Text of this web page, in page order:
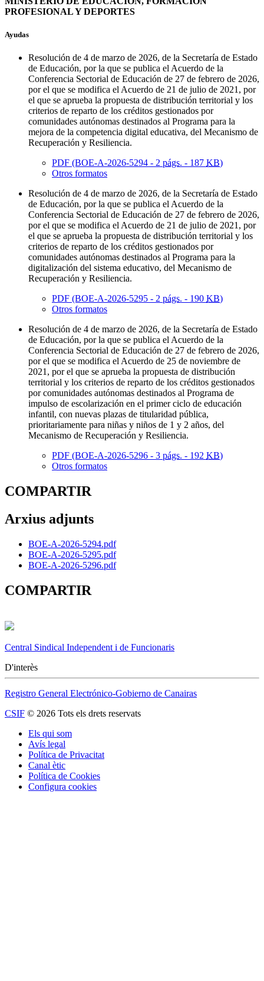
PROFESIONAL Y DEPORTES
Ayudas
Resolución de 4 de marzo de 2026, de la Secretaría de Estado
de Educación, por la que se publica el Acuerdo de la
Conferencia Sectorial de Educación de 27 de febrero de 2026,
por el que se modifica el Acuerdo de 21 de julio de 2021, por
el que se aprueba la propuesta de distribución territorial y los
criterios de reparto de los créditos gestionados por
comunidades autónomas destinados al Programa para la
mejora de la competencia digital educativa, del Mecanismo de
Recuperación y Resiliencia.
PDF (BOE-A-2026-5294 - 2 págs. - 187 KB)
Otros formatos
Resolución de 4 de marzo de 2026, de la Secretaría de Estado
de Educación, por la que se publica el Acuerdo de la
Conferencia Sectorial de Educación de 27 de febrero de 2026,
por el que se modifica el Acuerdo de 21 de julio de 2021, por
el que se aprueba la propuesta de distribución territorial y los
criterios de reparto de los créditos gestionados por
comunidades autónomas destinados al Programa para la
digitalización del sistema educativo, del Mecanismo de
Recuperación y Resiliencia.
PDF (BOE-A-2026-5295 - 2 págs. - 190 KB)
Otros formatos
Resolución de 4 de marzo de 2026, de la Secretaría de Estado
de Educación, por la que se publica el Acuerdo de la
Conferencia Sectorial de Educación de 27 de febrero de 2026,
por el que se modifica el Acuerdo de 25 de noviembre de
2021, por el que se aprueba la propuesta de distribución
territorial y los criterios de reparto de los créditos gestionados
por comunidades autónomas destinados al Programa de
impulso de escolarización en el primer ciclo de educación
infantil, con nuevas plazas de titularidad pública,
prioritariamente para niñas y niños de 1 y 2 años, del
Mecanismo de Recuperación y Resiliencia.
PDF (BOE-A-2026-5296 - 3 págs. - 192 KB)
Otros formatos
COMPARTIR
Arxius adjunts
BOE-A-2026-5294.pdf
BOE-A-2026-5295.pdf
BOE-A-2026-5296.pdf
COMPARTIR
Central Sindical Independent i de Funcionaris
D'interès
Registro General Electrónico-Gobierno de Canairas
CSIF © 2026 Tots els drets reservats
Els qui som
Avís legal
Política de Privacitat
Canal ètic
Política de Cookies
Configura cookies